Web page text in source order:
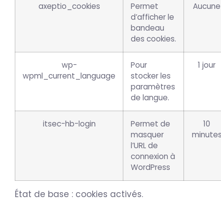
axeptio_cookies
Permet
d’afficher le
bandeau
des cookies.
Aucune
wp-
wpml_current_language
Pour
stocker les
paramètres
de langue.
1 jour
itsec-hb-login
Permet de
masquer
l’URL de
connexion à
WordPress
10
État de base : cookies activés.